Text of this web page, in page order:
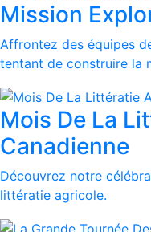
Mission
Affrontez des équipes
tentant de construire la
Mois De La
Canadienne
Découvrez notre
littératie agricole.